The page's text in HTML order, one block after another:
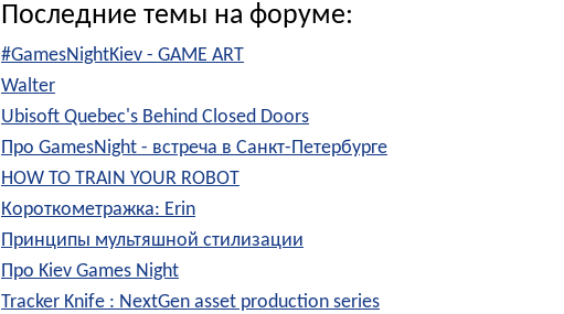
Последние темы на форуме:
#GamesNightKiev - GAME ART
Walter
Ubisoft Quebec's Behind Closed Doors
Про GamesNight - встреча в Санкт-Петербурге
HOW TO TRAIN YOUR ROBOT
Короткометражка: Erin
Принципы мультяшной стилизации
Про Kiev Games Night
Tracker Knife : NextGen asset production series